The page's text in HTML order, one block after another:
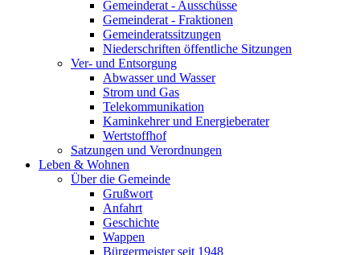
Gemeinderat - Ausschüsse
Gemeinderat - Fraktionen
Gemeinderatssitzungen
Niederschriften öffentliche Sitzungen
Ver- und Entsorgung
Abwasser und Wasser
Strom und Gas
Telekommunikation
Kaminkehrer und Energieberater
Wertstoffhof
Satzungen und Verordnungen
Leben & Wohnen
Über die Gemeinde
Grußwort
Anfahrt
Geschichte
Wappen
Bürgermeister seit 1948